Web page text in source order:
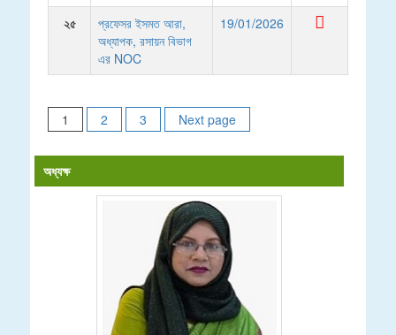
২৫
প্রফেসর ইসমত আরা,
অধ্যাপক, রসায়ন বিভাগ
এর NOC
19/01/2026
Posts
pagination
1 2 3 Next page
অধ্যক্ষ